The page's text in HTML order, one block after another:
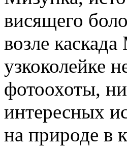
висящего
возле
узкоколейке
фотоохоты,
интересных
на природе в